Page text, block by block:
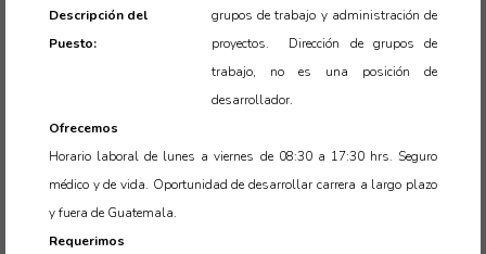
Descripción del
Puesto:
grupos de trabajo y administración de
proyectos. Dirección de grupos de
trabajo, no es una posición de
desarrollador.
Ofrecemos
Horario laboral de lunes a viernes de 08:30 a 17:30 hrs. Seguro
médico y de vida. Oportunidad de desarrollar carrera a largo plazo
y fuera de Guatemala.
Requerimos